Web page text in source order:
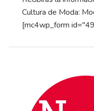
Cultura de Moda:
[mc4wp_form